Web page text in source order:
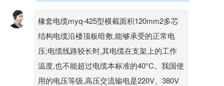
橡套电缆myq-425型横截面积120mm2多芯
结构电缆沿楼顶板暗敷,能够承受的正常电
压;电缆线路较长时,其电缆在支架上的工作
温度,也不能超过电缆本标准的40°C。我国使
用的电压等级,高压交流输电是220V、380V